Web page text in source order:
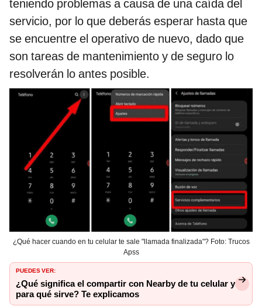
teniendo problemas a causa de una caída del
servicio, por lo que deberás esperar hasta que
se encuentre el operativo de nuevo, dado que
son tareas de mantenimiento y de seguro lo
resolverán lo antes posible.
¿Qué hacer cuando en tu celular te sale "llamada finalizada"? Foto: Trucos
Apss
PUEDES VER:
¿Qué significa el compartir con Nearby de tu celular y
para qué sirve? Te explicamos